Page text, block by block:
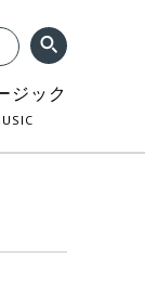
ジック